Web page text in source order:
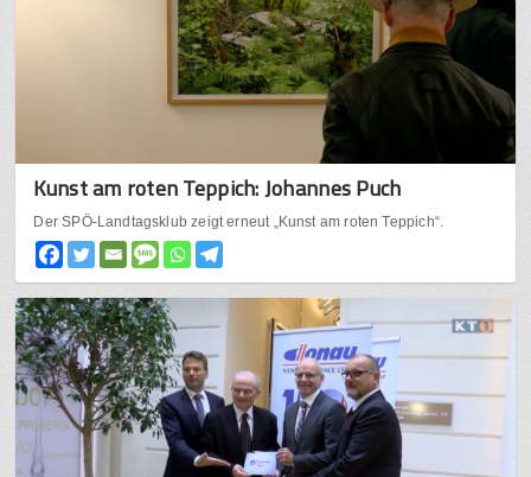
Kunst am roten Teppich: Johannes Puch
Der SPÖ-Landtagsklub zeigt erneut „Kunst am roten Teppich“.